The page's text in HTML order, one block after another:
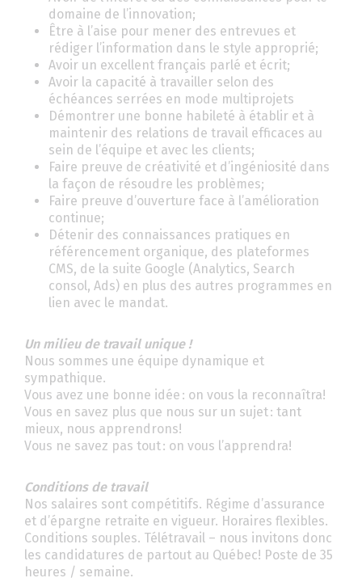
domaine de l’innovation;
Être à l’aise pour mener des entrevues et
rédiger l’information dans le style approprié;
Avoir un excellent français parlé et écrit;
Avoir la capacité à travailler selon des
échéances serrées en mode multiprojets
Démontrer une bonne habileté à établir et à
maintenir des relations de travail efficaces au
sein de l’équipe et avec les clients;
Faire preuve de créativité et d’ingéniosité dans
la façon de résoudre les problèmes;
Faire preuve d’ouverture face à l’amélioration
continue;
Détenir des connaissances pratiques en
référencement organique, des plateformes
CMS, de la suite Google (Analytics, Search
consol, Ads) en plus des autres programmes en
lien avec le mandat.
Un milieu de travailunique !
Nous sommes une équipe dynamique et
sympathique.
Vous avez une bonne idée : on vous la reconnaîtra!
Vous en savez plus que nous sur un sujet : tant
mieux, nous apprendrons!
Vous ne savez pas tout : on vous l’apprendra!
Conditions de travail
Nos salaires sont compétitifs. Régime d’assurance
et d’épargne retraite en vigueur. Horaires flexibles.
Conditions souples. Télétravail – nous invitons donc
les candidatures de partout au Québec! Poste de 35
heures / semaine.